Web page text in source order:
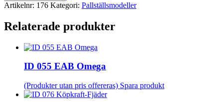
Artikelnr: 176 Kategori: Pallställsmodeller
Relaterade produkter
ID 055 EAB Omega
(Produkter utan pris offereras) Spara produkt